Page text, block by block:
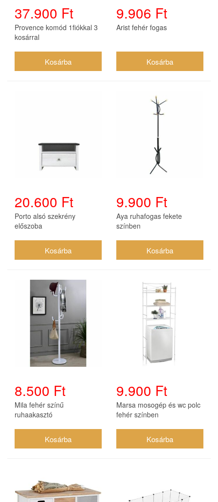
37.900 Ft
Provence komód 1fiókkal 3
kosárral
9.906 Ft
Arist fehér fogas
20.600 Ft
Porto alsó szekrény
előszoba
9.900 Ft
Aya ruhafogas fekete
színben
8.500 Ft
Mila fehér színű
ruhaakasztó
9.900 Ft
Marsa mosogép és wc polc
fehér színben